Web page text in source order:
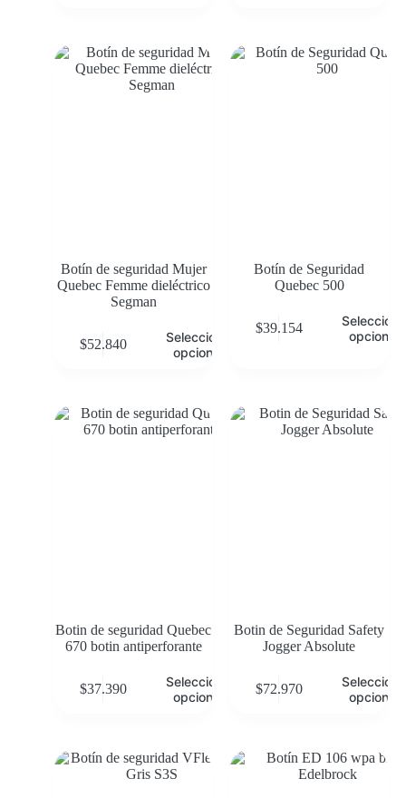
Botín de seguridad Mujer
Quebec Femme dieléctrico
Segman
$52.840
Seleccionar
opciones
Botín de Seguridad
Quebec 500
$39.154
opciones
Botin de seguridad Quebec
670 botin antiperforante
$37.390
Seleccionar
opciones
Botin de Seguridad Safety
Jogger Absolute
$72.970
opciones